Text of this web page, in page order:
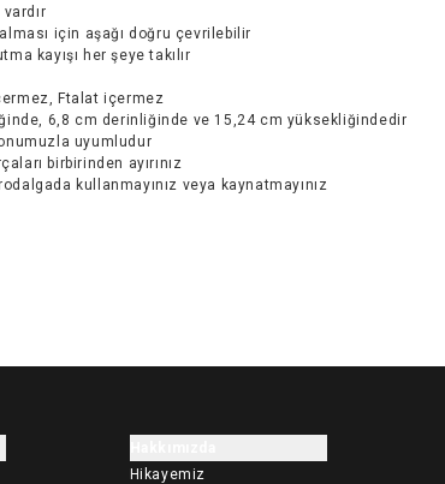
vardır
için aşağı doğru çevrilebilir
kayışı her şeye takılır
Ftalat içermez
6,8 cm derinliğinde ve 15,24 cm yüksekliğindedir
uyumludur
birbirinden ayırınız
kullanmayınız veya kaynatmayınız
Hikayemiz